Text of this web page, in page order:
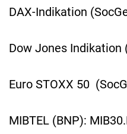
DAX-Indikation
Dow Jones Indikation
Euro STOXX 50
MIBTEL (BNP):